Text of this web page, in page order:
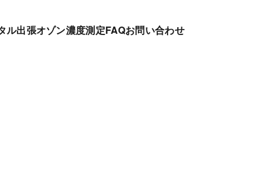
ル出張オゾン濃度測定FAQお問い合わせ